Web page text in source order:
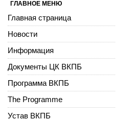
ГЛАВНОЕ МЕНЮ
Главная страница
Новости
Информация
Документы ЦК ВКПБ
Программа ВКПБ
The Programme
Устав ВКПБ